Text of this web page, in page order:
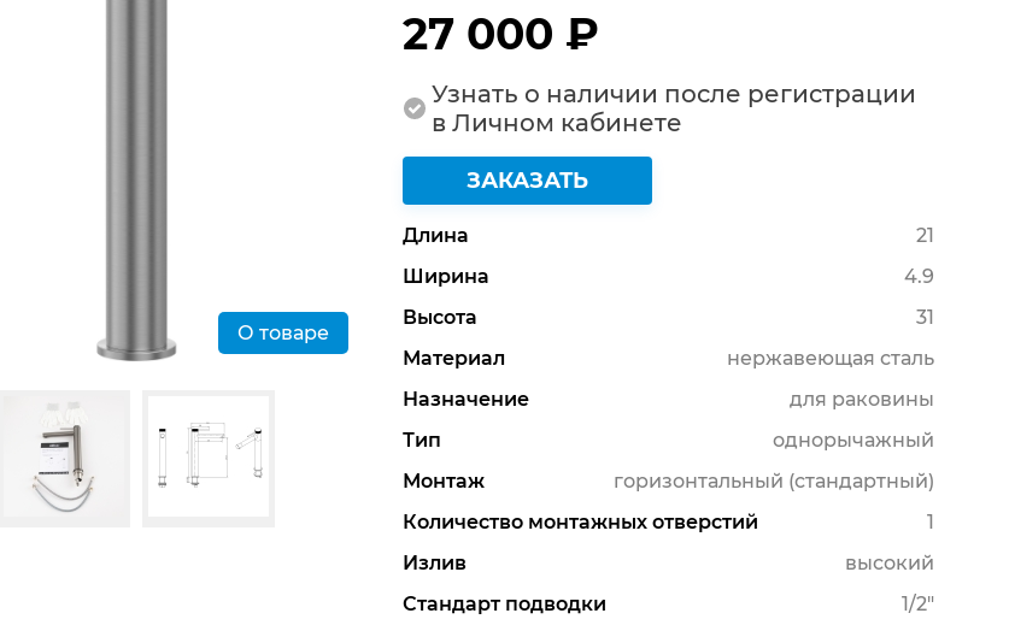
О товаре
27 000 ₽
Узнать о наличии после регистрации
в Личном кабинете
ЗАКАЗАТЬ
Длина
21
Ширина
4.9
Высота
31
Материал
нержавеющая сталь
Назначение
для раковины
Тип
однорычажный
Монтаж
горизонтальный (стандартный)
Количество монтажных отверстий
1
Излив
высокий
Стандарт подводки
1/2"